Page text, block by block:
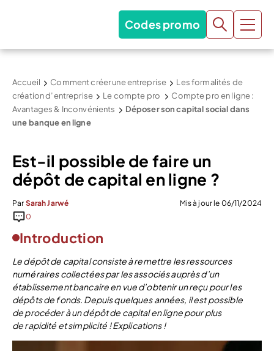
Codes promo
Accueil Comment créer une entreprise
Les formalités de
création d’entreprise
Le compte pro
Compte pro en ligne :
Avantages & Inconvénients
Déposer son capital social dans
une banque en ligne
Est-il possible de faire un
dépôt de capital en ligne ?
Par Sarah Jarwé
Mis à jour le 06/11/2024
0
Introduction
Le dépôt de capital consiste à remettre les ressources
numéraires collectées par les associés auprès d’un
établissement bancaire en vue d’obtenir un reçu pour les
dépôts de fonds. Depuis quelques années, il est possible
de procéder à un dépôt de capital en ligne pour plus
de rapidité et simplicité ! Explications !